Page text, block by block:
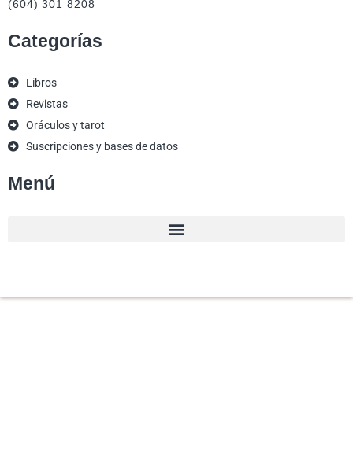
(604) 301 8208
Categorías
Libros
Revistas
Oráculos y tarot
Suscripciones y bases de datos
Menú